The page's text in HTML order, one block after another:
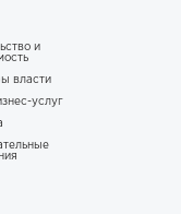
и
власти
услуг